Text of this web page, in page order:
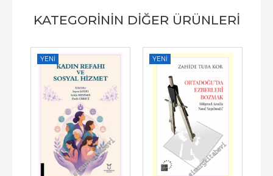
KATEGORININ DIĞER ÜRÜNLERI
YENI YENI